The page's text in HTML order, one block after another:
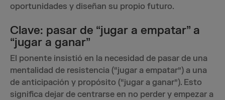
oportunidades y diseñan su propio futuro.
Clave: pasar de “jugar a empatar” a
“jugar a ganar”
El ponente insistió en la necesidad de pasar de una
mentalidad de resistencia (“jugar a empatar”) a una
de anticipación y propósito (“jugar a ganar”). Esto
significa dejar de centrarse en no perder y empezar a